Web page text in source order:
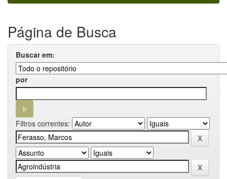
Página de Busca
Buscar em:
por
Filtros correntes: